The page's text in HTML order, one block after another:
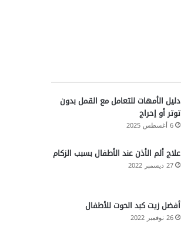
دليل الأمهات للتعامل مع القمل بدون
توتر أو إحراج
6 أغسطس 2025
علاج ألم الأذن عند الأطفال بسبب الزكام
27 ديسمبر 2022
أفضل زيت كبد الحوت للأطفال
26 نوفمبر 2022